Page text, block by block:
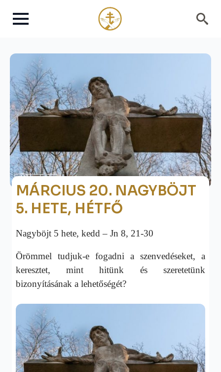
MÁRCIUS 20. NAGYBÖJT
5. HETE, HÉTFŐ
Nagyböjt 5 hete, kedd – Jn 8, 21-30
Örömmel tudjuk-e fogadni a szenvedéseket, a
keresztet, mint hitünk és szeretetünk
bizonyításának a lehetőségét?